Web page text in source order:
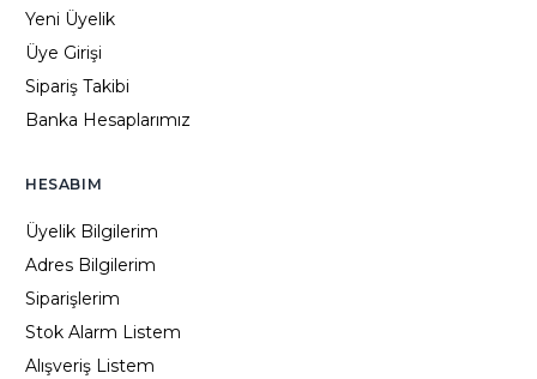
Yeni Üyelik
Üye Girişi
Sipariş Takibi
Banka Hesaplarımız
HESABIM
Üyelik Bilgilerim
Adres Bilgilerim
Siparişlerim
Stok Alarm Listem
Alışveriş Listem